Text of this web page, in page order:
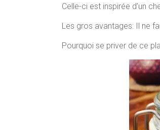
Celle-ci est inspirée d’un
Les gros avantages: Il ne
Pourquoi se priver de ce